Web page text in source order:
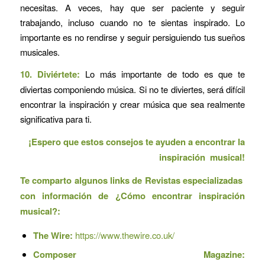
necesitas. A veces, hay que ser paciente y seguir
trabajando, incluso cuando no te sientas inspirado. Lo
importante es no rendirse y seguir persiguiendo tus sueños
musicales.
10. Diviértete: Lo más importante de todo es que te
diviertas componiendo música. Si no te diviertes, será difícil
encontrar la inspiración y crear música que sea realmente
significativa para ti.
¡Espero que estos consejos te ayuden a encontrar la
inspiración musical!
Te comparto algunos links de Revistas especializadas
con información de ¿Cómo encontrar inspiración
musical?:
The Wire: https://www.thewire.co.uk/
Composer Magazine: